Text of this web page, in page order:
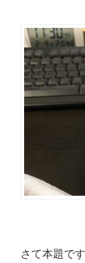
さて本題で